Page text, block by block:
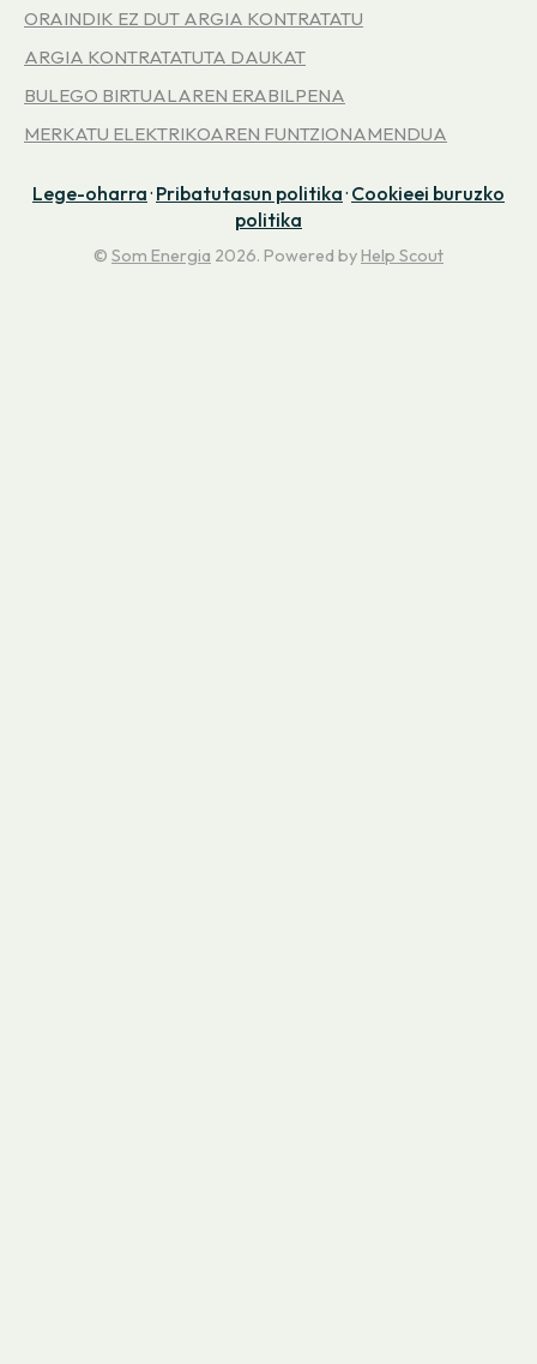
ORAINDIK EZ DUT ARGIA KONTRATATU
ARGIA KONTRATATUTA DAUKAT
BULEGO BIRTUALAREN ERABILPENA
MERKATU ELEKTRIKOAREN FUNTZIONAMENDUA
Lege-oharra· Pribatutasun politika· Cookieei buruzko
politika
© Som Energia 2026. Powered byHelp Scout